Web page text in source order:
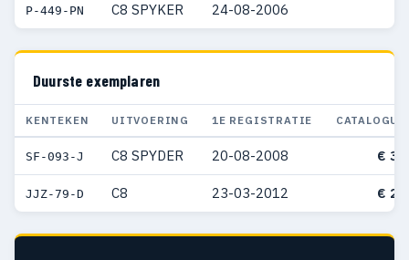
P-449-PN C8 SPYKER 24-08-2006
Duurste exemplaren
KENTEKEN UITVOERING 1E REGISTRATIE
SF-093-J C8 SPYDER 20-08-2008 €
JJZ-79-D C8 23-03-2012 €